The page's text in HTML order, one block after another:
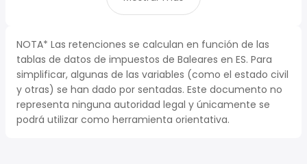
NOTA* Las retenciones se calculan en función de las
tablas de datos de impuestos de Baleares en ES. Para
simplificar, algunas de las variables (como el estado civil
y otras) se han dado por sentadas. Este documento no
representa ninguna autoridad legal y únicamente se
podrá utilizar como herramienta orientativa.